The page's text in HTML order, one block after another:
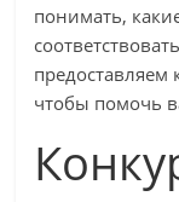
понимать,
предоставляем
чтобы помочь